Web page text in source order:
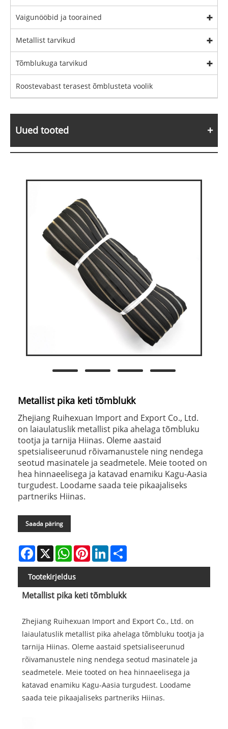
Vaigunööbid ja toorained
Metallist tarvikud
Tõmblukuga tarvikud
Roostevabast terasest õmblusteta voolik
Uued tooted
Metallist pika keti tõmblukk
Zhejiang Ruihexuan Import and Export Co., Ltd.
on laiaulatuslik metallist pika ahelaga tõmbluku
tootja ja tarnija Hiinas. Oleme aastaid
spetsialiseerunud rõivamanustele ning nendega
seotud masinatele ja seadmetele. Meie tooted on
hea hinnaeelisega ja katavad enamiku Kagu-Aasia
turgudest. Loodame saada teie pikaajaliseks
partneriks Hiinas.
Saada päring
Facebook
X WhatsAppPinterestLinkedIn
Tootekirjeldus
Metallist pika keti tõmblukk
Zhejiang Ruihexuan Import and Export Co., Ltd. on
laiaulatuslik metallist pika ahelaga tõmbluku tootja ja
tarnija Hiinas. Oleme aastaid spetsialiseerunud
rõivamanustele ning nendega seotud masinatele ja
seadmetele. Meie tooted on hea hinnaeelisega ja
katavad enamiku Kagu-Aasia turgudest. Loodame
saada teie pikaajaliseks partneriks Hiinas.